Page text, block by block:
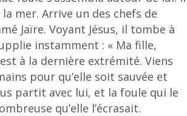
mer. Arrive un des chefs de
Jaïre. Voyant Jésus, il tombe à
instamment : « Ma fille,
à la dernière extrémité. Viens
pour qu’elle soit sauvée et
partit avec lui, et la foule qui le
qu’elle l’écrasait.